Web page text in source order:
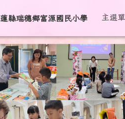
國民小學
縣瑞穗鄉富源國民小學 主選單